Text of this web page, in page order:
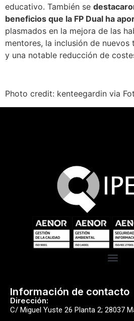
educativo. También se
beneficios que la FP Dual ha
plasmados en la mejora de las
mentores, la inclusión de nuevos
y una notable reducción de
Photo credit: kenteegardin via
Información de contacto
Dirección:
C/ Miguel Yuste 26 Planta 2; 28037